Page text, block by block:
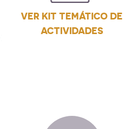
VER KIT TEMÁTICO DE
ACTIVIDADES